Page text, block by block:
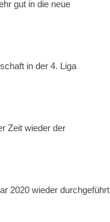
gut in die neue
in der 4. Liga
Zeit wieder der
2020 wieder durchgeführt